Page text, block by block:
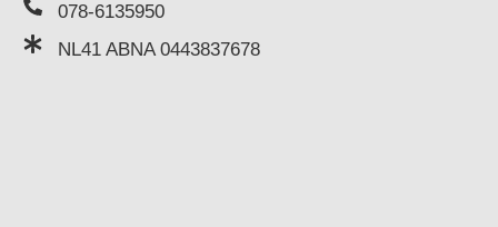
078-6135950
NL41 ABNA 0443837678